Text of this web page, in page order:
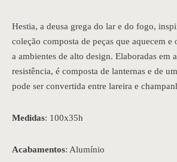
Hestia, a deusa grega do lar e do fogo,
coleção composta de peças que aquecem e
a ambientes de alto design. Elaboradas em
resistência, é composta de lanternas e de
pode ser convertida entre lareira e
Medidas: 100x35h
Acabamentos: Alumínio